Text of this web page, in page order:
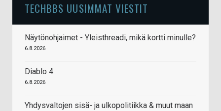
TECHBBS UUSIMMAT VIESTIT
Näytönohjaimet - Yleisthreadi, mikä kortti minulle?
6.8.2026
Diablo 4
6.8.2026
Yhdysvaltojen sisä- ja ulkopolitiikka & muut maan